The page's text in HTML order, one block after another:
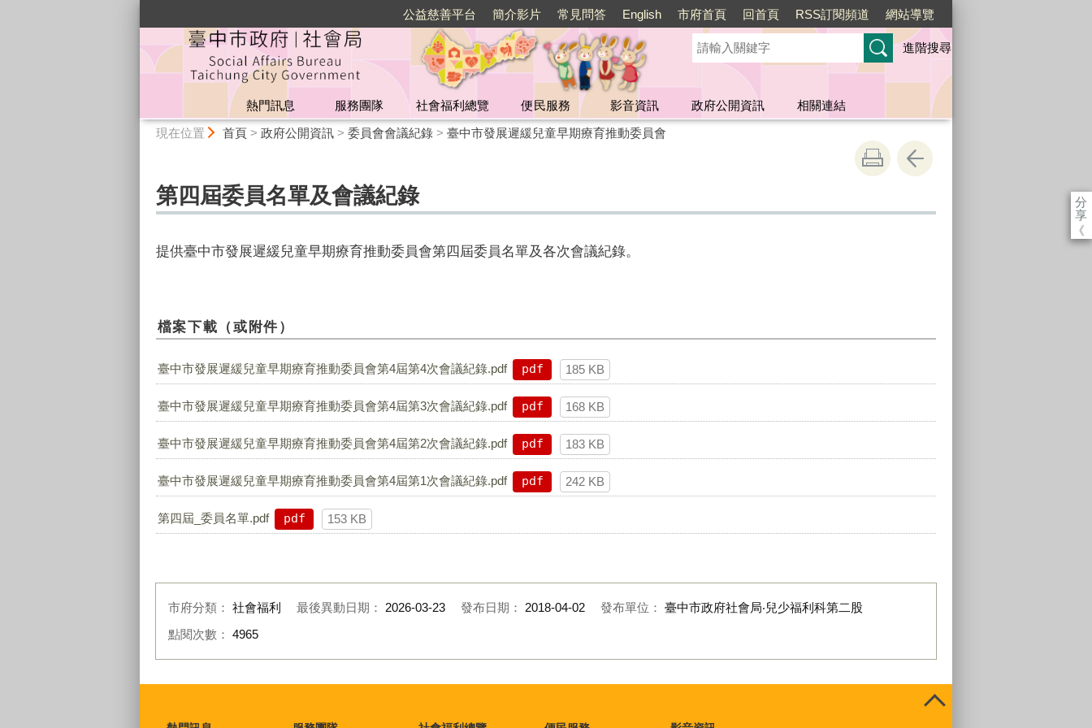
公益慈善平台 簡介影片 常見問答 English 市府首頁 回首頁 RSS訂閱頻道 網站導覽
進階搜尋
熱門訊息 服務團隊 社會福利總覽 便民服務 影音資訊 政府公開資訊
相關連結
現在位置 首頁> 政府公開資訊> 委員會會議紀錄> 臺中市發展遲緩兒童早期療育推動委員會
分
享
《
第四屆委員名單及會議紀錄
提供臺中市發展遲緩兒童早期療育推動委員會第四屆委員名單及各次會議紀錄。
檔案下載（或附件）
臺中市發展遲緩兒童早期療育推動委員會第4屆第4次會議紀錄.pdf pdf 185 KB
臺中市發展遲緩兒童早期療育推動委員會第4屆第3次會議紀錄.pdf pdf 168 KB
臺中市發展遲緩兒童早期療育推動委員會第4屆第2次會議紀錄.pdf pdf 183 KB
臺中市發展遲緩兒童早期療育推動委員會第4屆第1次會議紀錄.pdf pdf 242 KB
第四屆_委員名單.pdf pdf 153 KB
市府分類： 社會福利 最後異動日期： 2026-03-23 發布日期： 2018-04-02 發布單位： 臺中市政府社會局‧兒少福利科第二股
點閱次數： 4965